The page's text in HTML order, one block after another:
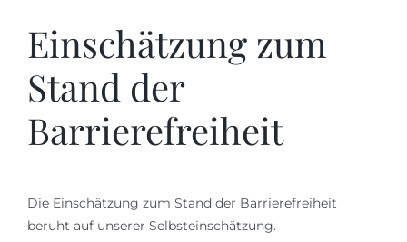
Einschätzung zum
Stand der
Barrierefreiheit
Die Einschätzung zum Stand der Barrierefreiheit
beruht auf unserer Selbsteinschätzung.